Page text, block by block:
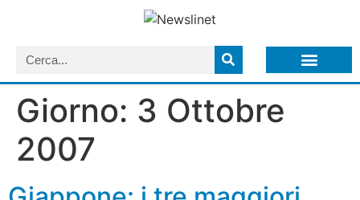
Giorno: 3 Ottobre
2007